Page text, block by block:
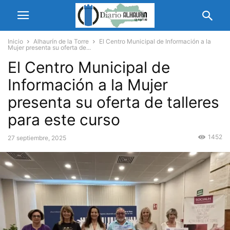
Inicio Alhaurín de la Torre
El Centro Municipal de Información a la
Mujer presenta su oferta de...
El Centro Municipal de
Información a la Mujer
presenta su oferta de talleres
para este curso
27 septiembre, 2025 1452